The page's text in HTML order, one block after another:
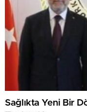
Sağlıkta Yeni Bir